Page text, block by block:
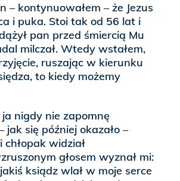
– kontynuowałem – że Jezus
i puka. Stoi tak od 56 lat i
pan przed śmiercią Mu
milczał. Wtedy wstałem,
ruszając w kierunku
to kiedy możemy
nigdy nie zapomnę
się później okazało –
widział
głosem wyznał mi:
ksiądz wlał w moje serce